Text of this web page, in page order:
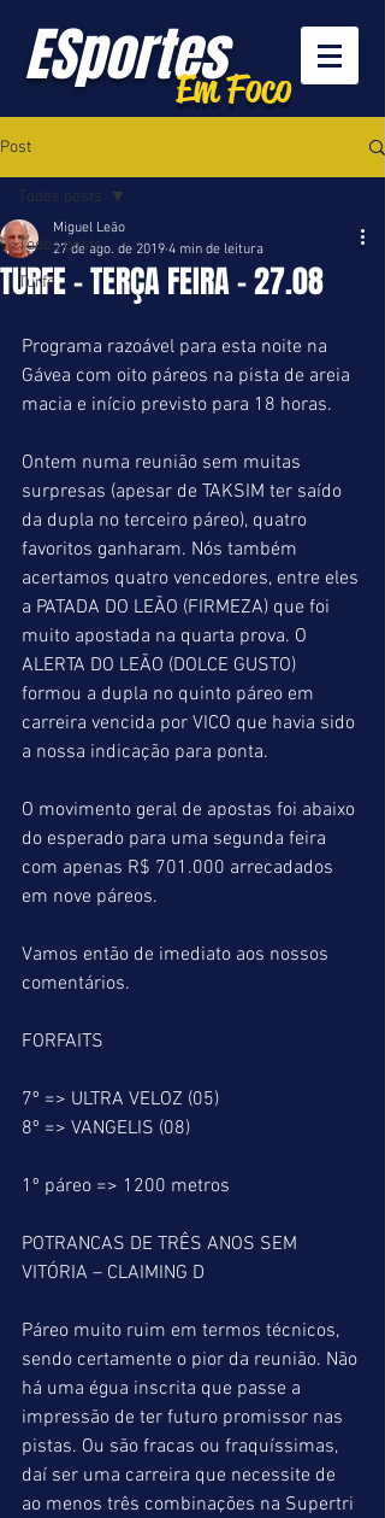
ESportesEm Foco
Post
Todos posts
Turfe
Todos posts
TURFE - TERÇA FEIRA - 27.08
Miguel Leão
27 de ago. de 2019 4 min de leitura
Programa razoável para esta noite na
Gávea com oito páreos na pista de areia
macia e início previsto para 18 horas.
Ontem numa reunião sem muitas
surpresas (apesar de TAKSIM ter saído
da dupla no terceiro páreo), quatro
favoritos ganharam. Nós também
acertamos quatro vencedores, entre eles
a PATADA DO LEÃO (FIRMEZA) que foi
muito apostada na quarta prova. O
ALERTA DO LEÃO (DOLCE GUSTO)
formou a dupla no quinto páreo em
carreira vencida por VICO que havia sido
a nossa indicação para ponta.
O movimento geral de apostas foi abaixo
do esperado para uma segunda feira
com apenas R$ 701.000 arrecadados
em nove páreos.
Vamos então de imediato aos nossos
comentários.
FORFAITS
7º => ULTRA VELOZ (05)
8º => VANGELIS (08)
1º páreo => 1200 metros
POTRANCAS DE TRÊS ANOS SEM
VITÓRIA – CLAIMING D
Páreo muito ruim em termos técnicos,
sendo certamente o pior da reunião. Não
há uma égua inscrita que passe a
impressão de ter futuro promissor nas
pistas. Ou são fracas ou fraquíssimas,
daí ser uma carreira que necessite de
ao menos três combinações na Supertri